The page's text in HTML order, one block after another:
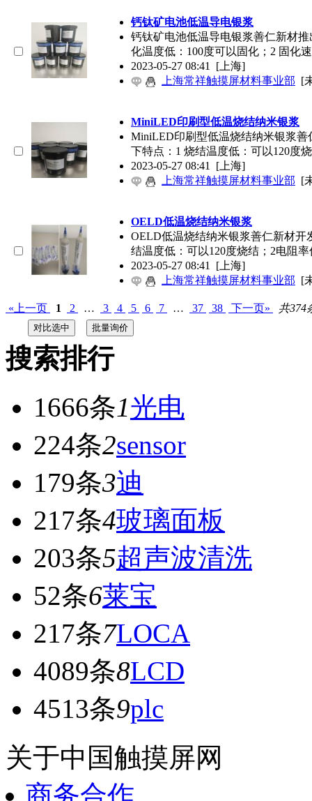
钙钛矿电池低温导电银浆
钙钛矿电池低温导电银浆善仁新材
化温度低：100度可以固化；2 固化
2023-05-27 08:41 [上海]
上海常祥触摸屏材料事业部 [
MiniLED印刷型低温烧结纳米银浆
MiniLED印刷型低温烧结纳米银浆
下特点：1 烧结温度低：可以120度
2023-05-27 08:41 [上海]
上海常祥触摸屏材料事业部 [
OELD低温烧结纳米银浆
OELD低温烧结纳米银浆善仁新材开
结温度低：可以120度烧结；2电阻
2023-05-27 08:41 [上海]
上海常祥触摸屏材料事业部 [
«上一页 1 2 … 3 4 5 6 7 … 37 38 下一页» 共374
搜索排行
1666条1光电
224条2sensor
179条3迪
217条4玻璃面板
203条5超声波清洗
52条6莱宝
217条7LOCA
4089条8LCD
4513条9plc
关于中国触摸屏网